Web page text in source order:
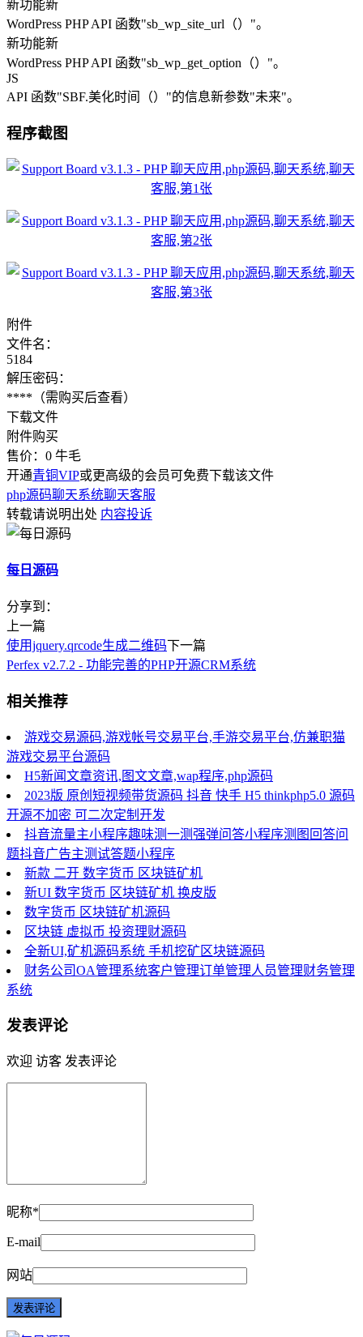
‎新功能新‎
‎WordPress PHP API 函数"sb_wp_site_url（）"。 ‎
‎新功能新‎
‎WordPress PHP API 函数"sb_wp_get_option（）"。 ‎
‎JS‎
‎API 函数"SBF.美化时间（）"的信息新参数"未来"。 ‎‎ ‎
程序截图
附件
文件名：
5184
解压密码：
**** （需购买后查看）
下载文件
附件购买
售价： 0 牛毛
开通青铜VIP或更高级的会员可免费下载该文件
php源码聊天系统聊天客服
转载请说明出处 内容投诉
每日源码
分享到：
上一篇
使用jquery.qrcode生成二维码下一篇
Perfex v2.7.2 - 功能完善的PHP开源CRM系统
相关推荐
游戏交易源码,游戏帐号交易平台,手游交易平台,仿兼职猫
游戏交易平台源码
H5新闻文章资讯,图文文章,wap程序,php源码
2023版 原创短视频带货源码 抖音 快手 H5 thinkphp5.0 源码
开源不加密 可二次定制开发
抖音流量主小程序趣味测一测强弹问答小程序测图回答问
题抖音广告主测试答题小程序
新款 二开 数字货币 区块链矿机
新UI 数字货币 区块链矿机 换皮版
数字货币 区块链矿机源码
区块链 虚拟币 投资理财源码
全新UI,矿机源码系统 手机挖矿区块链源码
财务公司OA管理系统客户管理订单管理人员管理财务管理
系统
发表评论
欢迎 访客 发表评论
昵称*
E-mail
网站